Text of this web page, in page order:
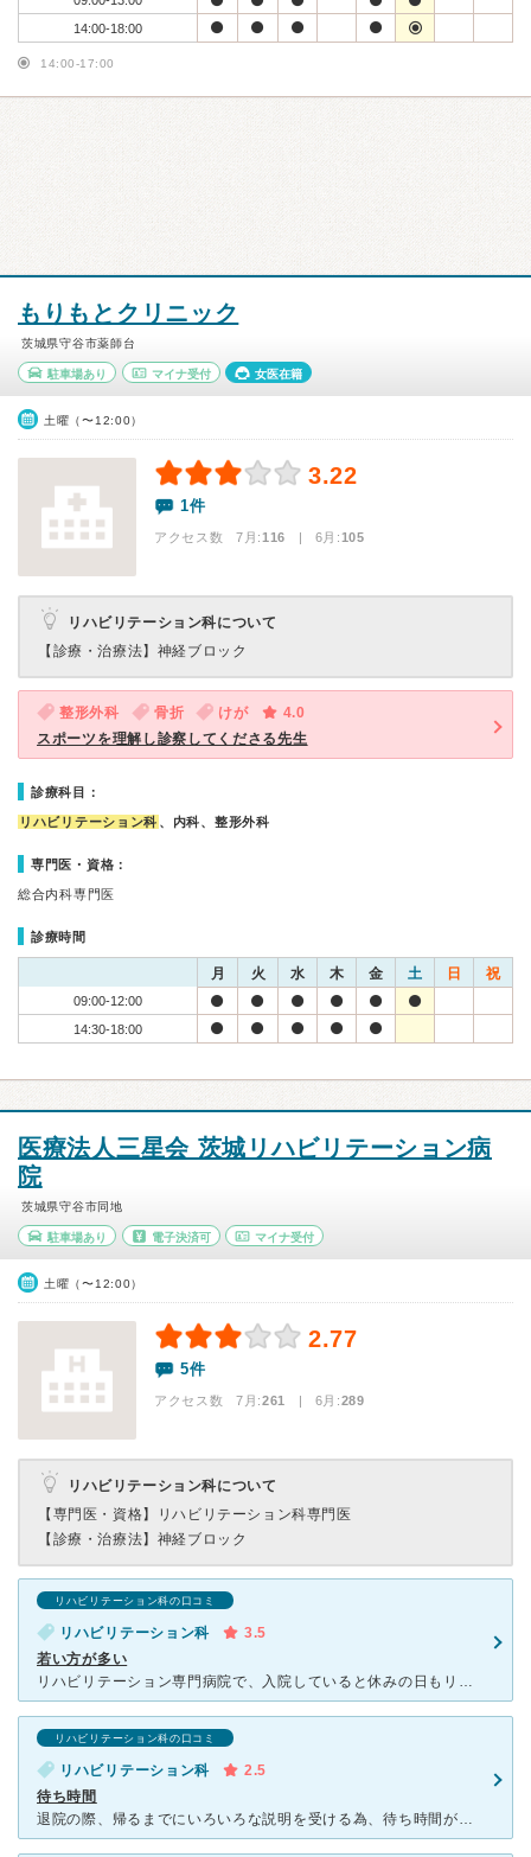
14:00-18:00
14:00-17:00
もりもとクリニック
茨城県守谷市薬師台
駐車場あり マイナ受付 女医在籍
土曜（〜12:00）
3.22
1件
アクセス数 7月:116 | 6月:105
リハビリテーション科について
【診療・治療法】 神経ブロック
整形外科 骨折 けが
4.0
スポーツを理解し診察してくださる先生
診療科目：
リハビリテーション科 、内科、整形外科
専門医・資格：
総合内科専門医
診療時間
月 火 水 木 金 土 日 祝
09:00-12:00
14:30-18:00
医療法人三星会 茨城リハビリテーション病
院
茨城県守谷市同地
駐車場あり 電子決済可 マイナ受付
土曜（〜12:00）
2.77
5件
アクセス数 7月:261 | 6月:289
リハビリテーション科について
【専門医・資格】
リハビリテーション科専門医
【診療・治療法】 神経ブロック
リハビリテーション科の口コミ
リハビリテーション科
3.5
若い方が多い
リハビリテーション専門病院で、入院していると休みの日もリハビリがあります。若いスタッフの方が多い印象で、1日2回くらいリハビリテーションを受けることができます。担当が休みの時は変わりの方が来てくれて必
リハビリテーション科の口コミ
リハビリテーション科
2.5
待ち時間
退院の際、帰るまでにいろいろな説明を受ける為、待ち時間がとても長いです。中でも栄養指導を受けましたが、今時ネットでいくらでも情報があってど素人の私でも既に知っていることばかりでした。この時間は必要？と